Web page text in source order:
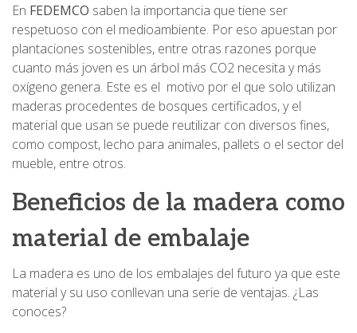
En FEDEMCO saben la importancia que tiene ser
respetuoso con el medioambiente. Por eso apuestan por
plantaciones sostenibles, entre otras razones porque
cuanto más joven es un árbol más CO2 necesita y más
oxígeno genera. Este es el motivo por el que solo utilizan
maderas procedentes de bosques certificados, y el
material que usan se puede reutilizar con diversos fines,
como compost, lecho para animales, pallets o el sector del
mueble, entre otros.
Beneficios de la madera como
material de embalaje
La madera es uno de los embalajes del futuro ya que este
material y su uso conllevan una serie de ventajas. ¿Las
conoces?